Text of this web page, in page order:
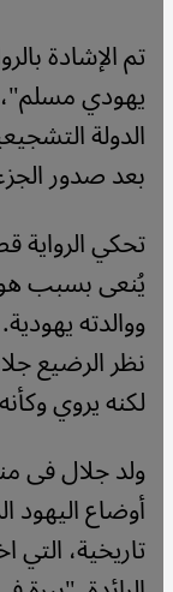
تم الإشادة
يهودي مسلم"،
بعد صدور
تحكي
يُنعى بسبب
ووالدته
نظر الرضيع
لكنه يروي
ولد جلال فى
أوضاع اليهود